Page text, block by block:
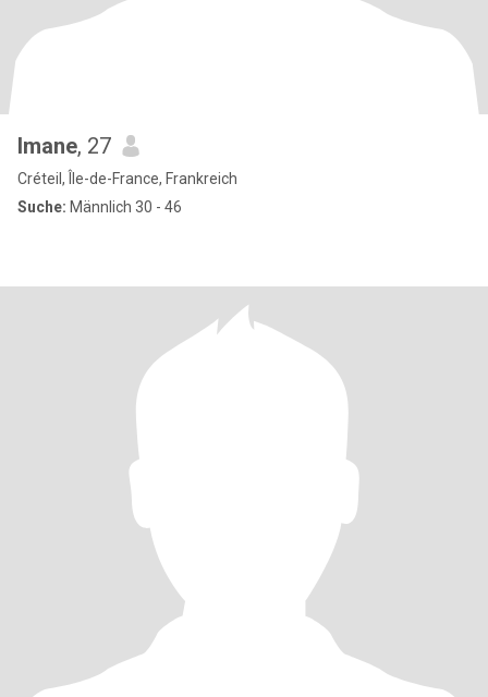
Imane, 27
Créteil, Île-de-France, Frankreich
Suche: Männlich 30 - 46